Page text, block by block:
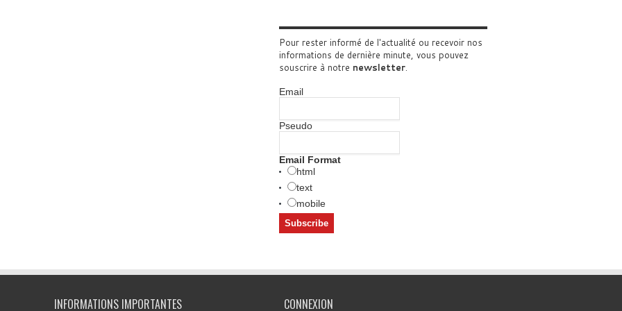
Pour rester informé de l'actualité ou recevoir nos
informations de dernière minute, vous pouvez
souscrire à notre newsletter.
Email
Pseudo
Email Format
html
text
mobile
INFORMATIONS IMPORTANTES CONNEXION